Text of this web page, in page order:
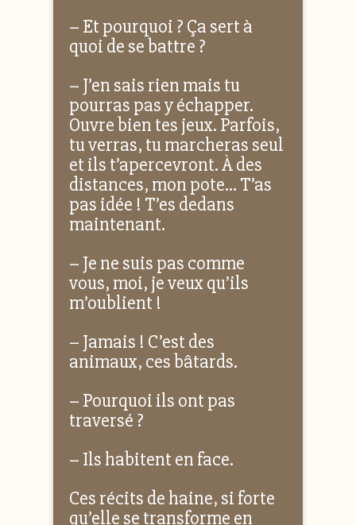
– Et pourquoi ? Ça sert à
quoi de se battre ?
– J’en sais rien mais tu
pourras pas y échapper.
Ouvre bien tes jeux. Parfois,
tu verras, tu marcheras seul
et ils t’apercevront. À des
distances, mon pote… T’as
pas idée ! T’es dedans
maintenant.
– Je ne suis pas comme
vous, moi, je veux qu’ils
m’oublient !
– Jamais ! C’est des
animaux, ces bâtards.
– Pourquoi ils ont pas
traversé ?
– Ils habitent en face.
Ces récits de haine, si forte
qu’elle se transforme en